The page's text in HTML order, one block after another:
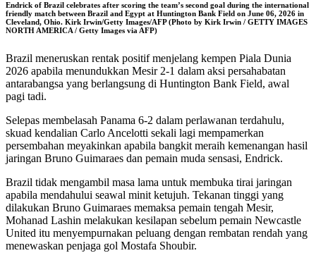
Endrick of Brazil celebrates after scoring the team’s second goal during the international
friendly match between Brazil and Egypt at Huntington Bank Field on June 06, 2026 in
Cleveland, Ohio. Kirk Irwin/Getty Images/AFP (Photo by Kirk Irwin / GETTY IMAGES
NORTH AMERICA / Getty Images via AFP)
Brazil meneruskan rentak positif menjelang kempen Piala Dunia
2026 apabila menundukkan Mesir 2-1 dalam aksi persahabatan
antarabangsa yang berlangsung di Huntington Bank Field, awal
pagi tadi.
Selepas membelasah Panama 6-2 dalam perlawanan terdahulu,
skuad kendalian Carlo Ancelotti sekali lagi mempamerkan
persembahan meyakinkan apabila bangkit meraih kemenangan hasil
jaringan Bruno Guimaraes dan pemain muda sensasi, Endrick.
Brazil tidak mengambil masa lama untuk membuka tirai jaringan
apabila mendahului seawal minit ketujuh. Tekanan tinggi yang
dilakukan Bruno Guimaraes memaksa pemain tengah Mesir,
Mohanad Lashin melakukan kesilapan sebelum pemain Newcastle
United itu menyempurnakan peluang dengan rembatan rendah yang
menewaskan penjaga gol Mostafa Shoubir.